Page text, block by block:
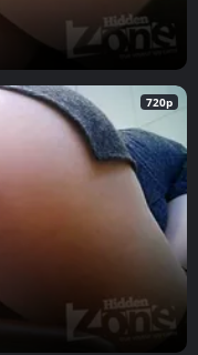
720p